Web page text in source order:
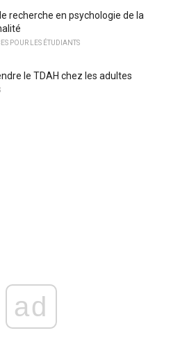
recherche en psychologie de la
POUR LES ÉTUDIANTS
le TDAH chez les adultes
ad